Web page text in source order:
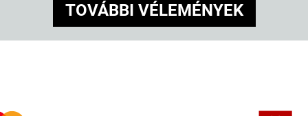
TOVÁBBI VÉLEMÉNYEK